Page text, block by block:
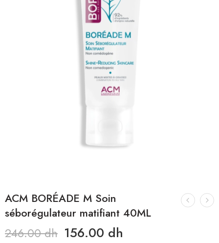
ACM BORÉADE M Soin
séborégulateur matifiant 40ML
246.00dh 156.00 dh